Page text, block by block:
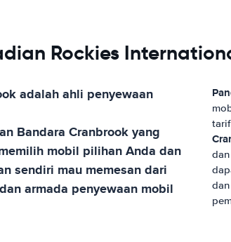
Rockies
adalah ahli penyewaan
Bandara Cranbrookyang
mobil pilihan Anda dan
sendiri mau memesan dari
armada penyewaan mobil